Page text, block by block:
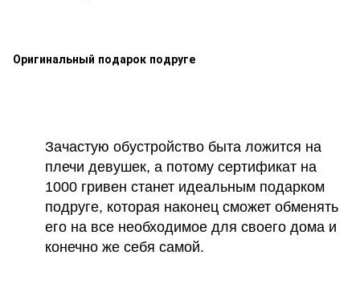
Оригинальный подарок подруге
Зачастую обустройство быта ложится на
плечи девушек, а потому сертификат на
1000 гривен станет идеальным подарком
подруге, которая наконец сможет обменять
его на все необходимое для своего дома и
конечно же себя самой.